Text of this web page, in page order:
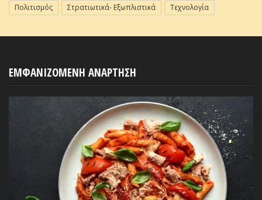
Πολιτισμός
Στρατιωτικά- Εξωπλιστικά Τεχνολογία
ΕΜΦΑΝΙΖΟΜΕΝΗ ΑΝΑΡΤΗΣΗ